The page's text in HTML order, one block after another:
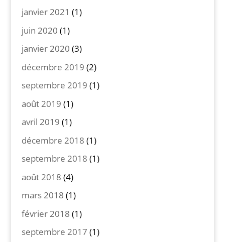
janvier 2021 (1)
juin 2020 (1)
janvier 2020 (3)
décembre 2019 (2)
septembre 2019 (1)
août 2019 (1)
avril 2019 (1)
décembre 2018 (1)
septembre 2018 (1)
août 2018 (4)
mars 2018 (1)
février 2018 (1)
septembre 2017 (1)